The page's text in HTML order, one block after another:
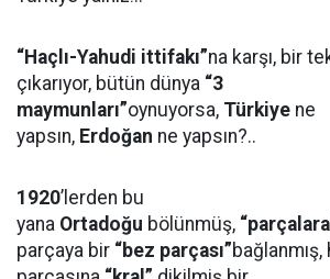
“Haçlı-Yahudi ittifakı”na karşı, bir
çıkarıyor, bütün dünya “3
maymunları”oynuyorsa, Türkiye ne
yapsın, Erdoğan ne yapsın?..
1920’lerden bu
yana Ortadoğu bölünmüş,
parçaya bir “bez parçası”